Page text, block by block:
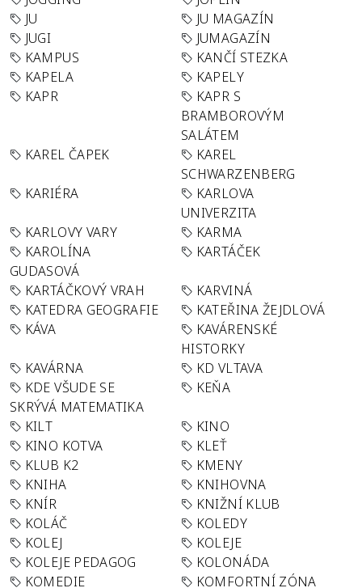
JU
JU MAGAZÍN
JUGI
JUMAGAZÍN
KAMPUS
KANČÍ STEZKA
KAPELA
KAPELY
KAPR
KAPR S
BRAMBOROVÝM
SALÁTEM
KAREL ČAPEK
KAREL
SCHWARZENBERG
KARIÉRA
KARLOVA
UNIVERZITA
KARLOVY VARY
KARMA
KAROLÍNA
GUDASOVÁ
KARTÁČEK
KARTÁČKOVÝ VRAH
KARVINÁ
KATEDRA GEOGRAFIE
KATEŘINA ŽEJDLOVÁ
KÁVA
KAVÁRENSKÉ
HISTORKY
KAVÁRNA
KD VLTAVA
KDE VŠUDE SE
SKRÝVÁ MATEMATIKA
KEŇA
KILT
KINO
KINO KOTVA
KLEŤ
KLUB K2
KMENY
KNIHA
KNIHOVNA
KNÍR
KNIŽNÍ KLUB
KOLÁČ
KOLEDY
KOLEJ
KOLEJE
KOLEJE PEDAGOG
KOLONÁDA
KOMEDIE
KOMFORTNÍ ZÓNA